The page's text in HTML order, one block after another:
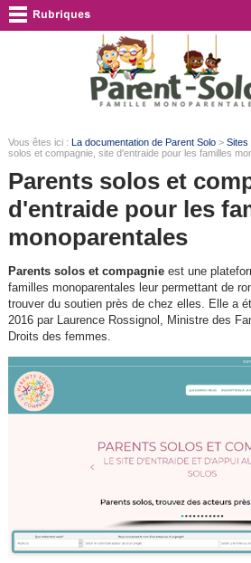
Vous êtes ici : La documentation de Parent Solo> Sites
solos et compagnie, site d'entraide pour les familles
Parents solos et
d'entraide pour les
monoparentales
Parents solos et compagnieest une
familles monoparentales leur permettant de
trouver du soutien près de chez elles. Elle a
2016 par Laurence Rossignol, Ministre des
Droits des femmes.